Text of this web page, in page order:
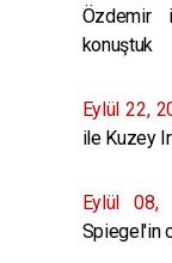
Özdemir
konuştuk
Eylül 22,
ile Kuzey
Eylül 08,
Spiegel'in